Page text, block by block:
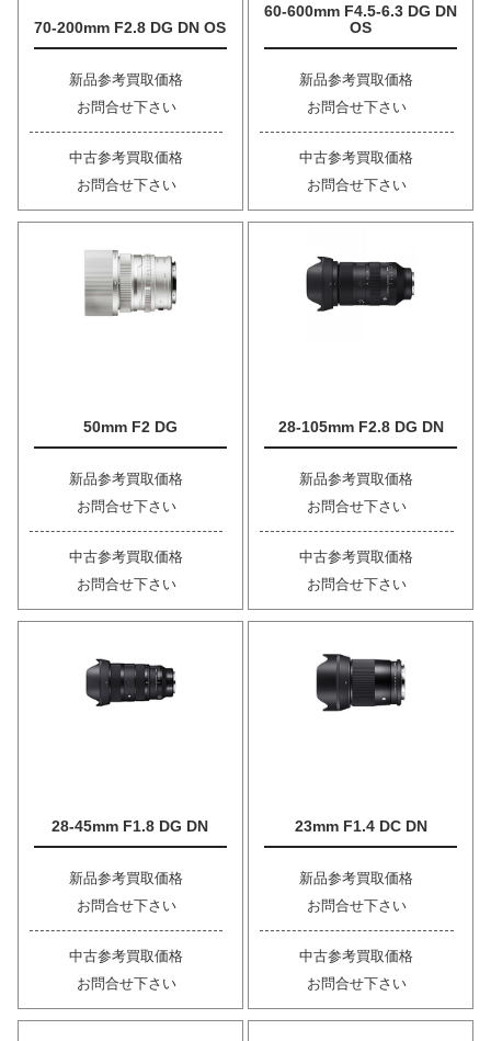
70-200mm F2.8 DG DN OS
新品参考買取価格
お問合せ下さい
中古参考買取価格
お問合せ下さい
60-600mm F4.5-6.3 DG DN
OS
新品参考買取価格
お問合せ下さい
中古参考買取価格
お問合せ下さい
50mm F2 DG
新品参考買取価格
お問合せ下さい
中古参考買取価格
お問合せ下さい
28-105mm F2.8 DG DN
新品参考買取価格
お問合せ下さい
中古参考買取価格
お問合せ下さい
28-45mm F1.8 DG DN
新品参考買取価格
お問合せ下さい
中古参考買取価格
お問合せ下さい
23mm F1.4 DC DN
新品参考買取価格
お問合せ下さい
中古参考買取価格
お問合せ下さい